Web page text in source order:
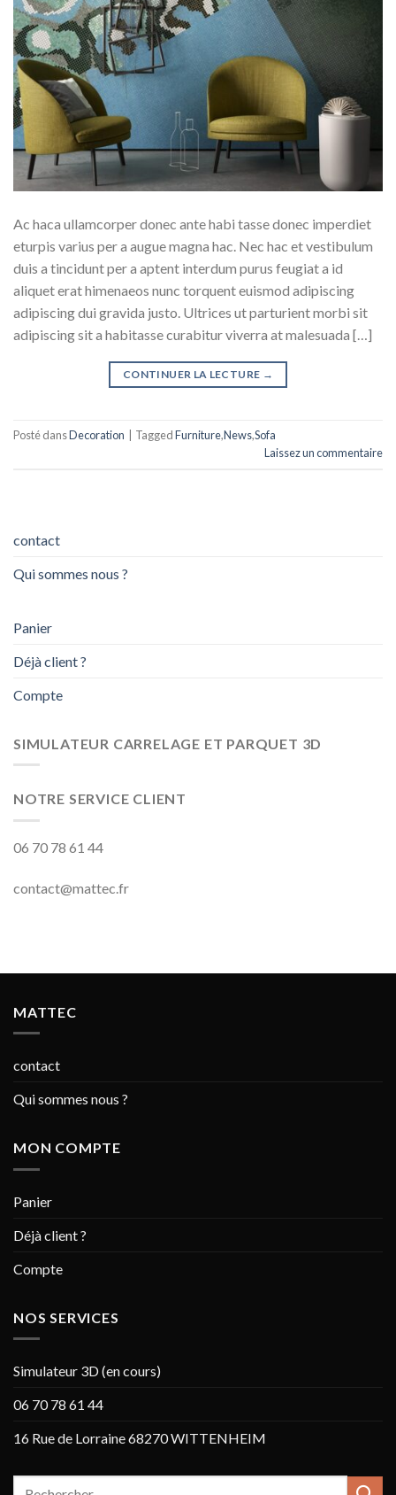
Ac haca ullamcorper donec ante habi tasse donec imperdiet
eturpis varius per a augue magna hac. Nec hac et vestibulum
duis a tincidunt per a aptent interdum purus feugiat a id
aliquet erat himenaeos nunc torquent euismod adipiscing
adipiscing dui gravida justo. Ultrices ut parturient morbi sit
adipiscing sit a habitasse curabitur viverra at malesuada […]
CONTINUER LA LECTURE →
Posté dansDecoration TaggedFurniture,News,Sofa
Laissez un commentaire
contact
Qui sommes nous ?
Panier
Déjà client ?
Compte
SIMULATEUR CARRELAGE ET PARQUET 3D
NOTRE SERVICE CLIENT
06 70 78 61 44
contact@mattec.fr
MATTEC
contact
Qui sommes nous ?
MON COMPTE
Panier
Déjà client ?
Compte
NOS SERVICES
Simulateur 3D (en cours)
06 70 78 61 44
16 Rue de Lorraine 68270 WITTENHEIM